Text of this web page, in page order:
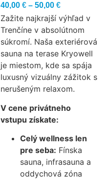
40,00€ – 50,00€
Zažite najkrajší výhľad v
Trenčíne v absolútnom
súkromí. Naša exteriérová
sauna na terase Kryowell
je miestom, kde sa spája
luxusný vizuálny zážitok s
nerušeným relaxom.
V cene privátneho
vstupu získate:
Celý wellness len
pre seba: Fínska
sauna, infrasauna a
oddychová zóna